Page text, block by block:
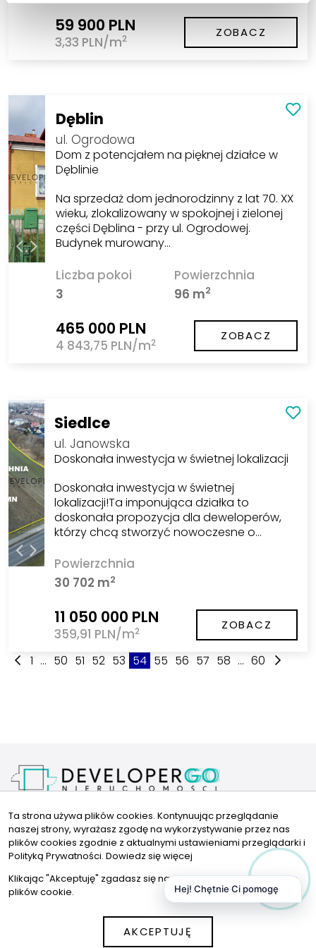
59 900 PLN
3,33 PLN/m2 ZOBACZ
Dęblin
ul. Ogrodowa
Dom z potencjałem na pięknej działce w
Dęblinie
Na sprzedaż dom jednorodzinny z lat 70. XX
wieku, zlokalizowany w spokojnej i zielonej
części Dęblina - przy ul. Ogrodowej.
Budynek murowany…
Liczba pokoi
3
Powierzchnia
96 m2
465 000 PLN
4 843,75 PLN/m2 ZOBACZ
Siedlce
ul. Janowska
Doskonała inwestycja w świetnej lokalizacji
Doskonała inwestycja w świetnej
lokalizacji!Ta imponująca działka to
doskonała propozycja dla deweloperów,
którzy chcą stworzyć nowoczesne o…
Powierzchnia
30 702 m2
11 050 000 PLN
359,91 PLN/m2 ZOBACZ
1 ... 50 51 52 53 54 55 56 57 58 ... 60
Polityka Prywatności
FAQ
Kontakt
kontakt@developergo.pl
Znajdziesz nas tu
© 2026 Wszystkie prawa zastrzeżone | Program dla biur
Ta strona używa plików cookies. Kontynuując przeglądanie
naszej strony, wyrażasz zgodę na wykorzystywanie przez nas
plików cookies zgodnie z aktualnymi ustawieniami przeglądarki i
Polityką Prywatności. Dowiedz się więcej
Klikając "Akceptuję" zgadasz się na wykorzystywanie przez nas
plików cookie.
AKCEPTUJĘ
Hej! Chętnie Ci pomogę